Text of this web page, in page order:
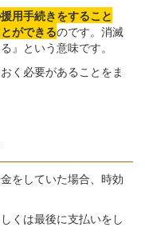
用手続きをすること
ができるのです。消滅
』という意味です。
く必要があることをま
をしていた場合、時効
くは最後に支払いをし